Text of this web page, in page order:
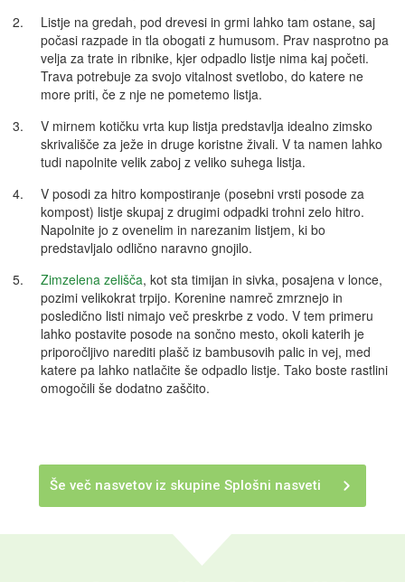
Listje na gredah, pod drevesi in grmi lahko tam ostane, saj
počasi razpade in tla obogati z humusom. Prav nasprotno pa
velja za trate in ribnike, kjer odpadlo listje nima kaj početi.
Trava potrebuje za svojo vitalnost svetlobo, do katere ne
more priti, če z nje ne pometemo listja.
V mirnem kotičku vrta kup listja predstavlja idealno zimsko
skrivališče za ježe in druge koristne živali. V ta namen lahko
tudi napolnite velik zaboj z veliko suhega listja.
V posodi za hitro kompostiranje (posebni vrsti posode za
kompost) listje skupaj z drugimi odpadki trohni zelo hitro.
Napolnite jo z ovenelim in narezanim listjem, ki bo
predstavljalo odlično naravno gnojilo.
Zimzelena zelišča, kot sta timijan in sivka, posajena v lonce,
pozimi velikokrat trpijo. Korenine namreč zmrznejo in
posledično listi nimajo več preskrbe z vodo. V tem primeru
lahko postavite posode na sončno mesto, okoli katerih je
priporočljivo narediti plašč iz bambusovih palic in vej, med
katere pa lahko natlačite še odpadlo listje. Tako boste rastlini
omogočili še dodatno zaščito.
Še več nasvetov iz skupine Splošni nasveti